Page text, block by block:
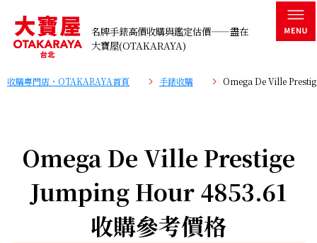
名牌手錶高價收購與鑑定估價——盡在
大寶屋(OTAKARAYA)
收購專門店・OTAKARAYA首頁 手錶收購 Omega De Ville
Omega De Ville Prestige
Jumping Hour 4853.61
收購參考價格